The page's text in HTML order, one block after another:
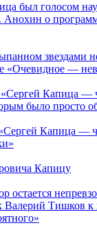
был голосом
о
звездами
«Очевидное —
Капица —
было просто
Капица —
Капицу
остается
Валерий Тишков